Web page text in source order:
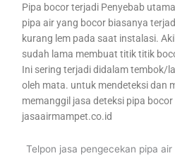
Pipa bocor terjadi Penyebab
pipa air yang bocor biasanya
kurang lem pada saat instalasi.
sudah lama membuat titik titik
Ini sering terjadi didalam tembok/
oleh mata. untuk mendeteksi dan
memanggil jasa deteksi pipa
jasaairmampet.co.id
Telpon jasa pengecekan pipa